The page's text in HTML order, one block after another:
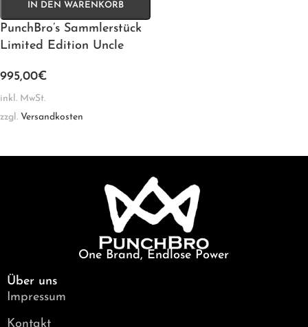
IN DEN WARENKORB
PunchBro’s Sammlerstück
Limited Edition Uncle
995,00€
inkl. MwSt.
zzgl. Versandkosten
One Brand, Endlose Power
Über uns
Impressum
Kontakt